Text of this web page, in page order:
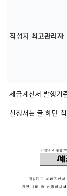
작성자 최고관리자
세금계산서 발행기
신청서는 글 하단